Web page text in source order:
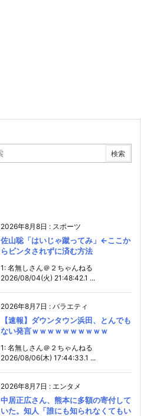
2026年8月8日 : スポーツ
佐山聡「はいじゃ蹴ってみ」←ここか
らビンタされずに済む方法
1: 名無しさん＠２ちゃんねる
2026/08/04(火) 21:48:42.1 ...
2026年8月7日 : バラエティ
【速報】ダウンタウン浜田、とんでも
ない発言ｗｗｗｗｗｗｗｗｗｗ
1: 名無しさん＠２ちゃんねる
2026/08/06(木) 17:44:33.1 ...
2026年8月7日 : エンタメ
中居正広さん、熊本に多額の寄付して
いた。知人「誰にも知られなくてもい